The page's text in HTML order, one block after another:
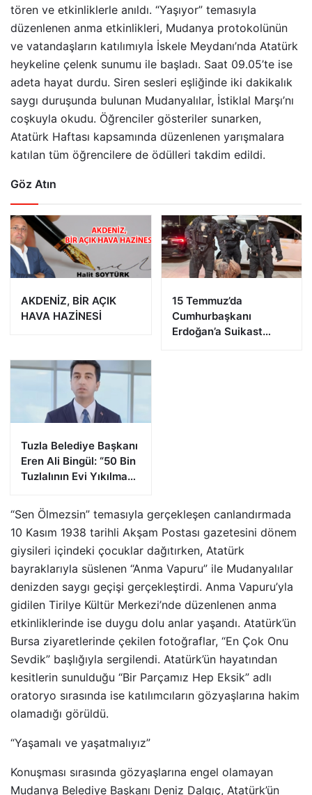
tören ve etkinliklerle anıldı. “Yaşıyor” temasıyla
düzenlenen anma etkinlikleri, Mudanya protokolünün
ve vatandaşların katılımıyla İskele Meydanı’nda Atatürk
heykeline çelenk sunumu ile başladı. Saat 09.05’te ise
adeta hayat durdu. Siren sesleri eşliğinde iki dakikalık
saygı duruşunda bulunan Mudanyalılar, İstiklal Marşı’nı
coşkuyla okudu. Öğrenciler gösteriler sunarken,
Atatürk Haftası kapsamında düzenlenen yarışmalara
katılan tüm öğrencilere de ödülleri takdim edildi.
Göz Atın
AKDENİZ, BİR AÇIK
HAVA HAZİNESİ
15 Temmuz’da
Cumhurbaşkanı
Erdoğan’a Suikast
Tuzla Belediye Başkanı
Eren Ali Bingül: “50 Bin
Tuzlalının Evi Yıkılma
“Sen Ölmezsin” temasıyla gerçekleşen canlandırmada
10 Kasım 1938 tarihli Akşam Postası gazetesini dönem
giysileri içindeki çocuklar dağıtırken, Atatürk
bayraklarıyla süslenen “Anma Vapuru” ile Mudanyalılar
denizden saygı geçişi gerçekleştirdi. Anma Vapuru’yla
gidilen Tirilye Kültür Merkezi’nde düzenlenen anma
etkinliklerinde ise duygu dolu anlar yaşandı. Atatürk’ün
Bursa ziyaretlerinde çekilen fotoğraflar, “En Çok Onu
Sevdik” başlığıyla sergilendi. Atatürk’ün hayatından
kesitlerin sunulduğu “Bir Parçamız Hep Eksik” adlı
oratoryo sırasında ise katılımcıların gözyaşlarına hakim
olamadığı görüldü.
“Yaşamalı ve yaşatmalıyız”
Konuşması sırasında gözyaşlarına engel olamayan
Mudanya Belediye Başkanı Deniz Dalgıç, Atatürk’ün